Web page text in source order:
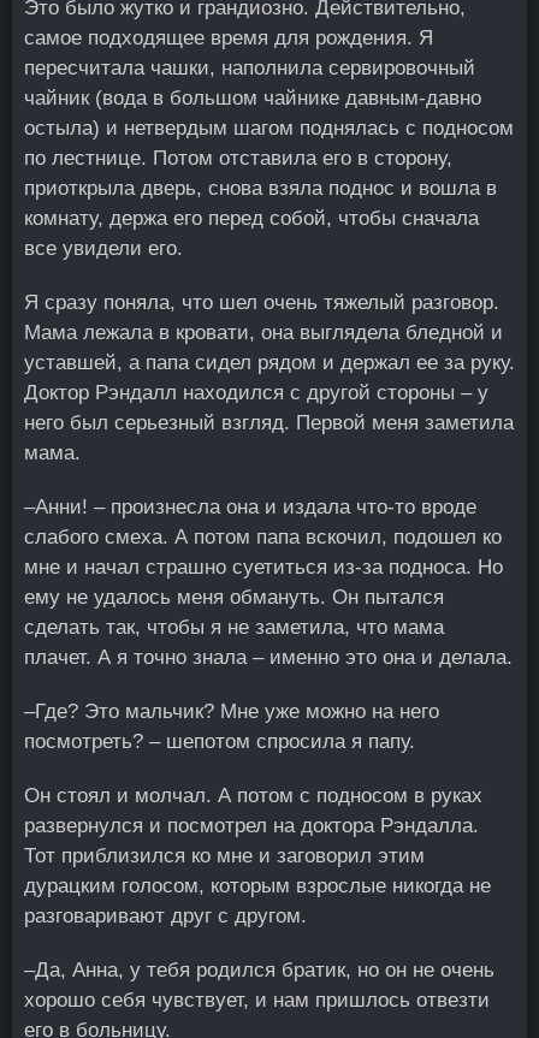
Это было жутко и грандиозно. Действительно,
самое подходящее время для рождения. Я
пересчитала чашки, наполнила сервировочный
чайник (вода в большом чайнике давным-давно
остыла) и нетвердым шагом поднялась с подносом
по лестнице. Потом отставила его в сторону,
приоткрыла дверь, снова взяла поднос и вошла в
комнату, держа его перед собой, чтобы сначала
все увидели его.
Я сразу поняла, что шел очень тяжелый разговор.
Мама лежала в кровати, она выглядела бледной и
уставшей, а папа сидел рядом и держал ее за руку.
Доктор Рэндалл находился с другой стороны – у
него был серьезный взгляд. Первой меня заметила
мама.
–Анни! – произнесла она и издала что-то вроде
слабого смеха. А потом папа вскочил, подошел ко
мне и начал страшно суетиться из-за подноса. Но
ему не удалось меня обмануть. Он пытался
сделать так, чтобы я не заметила, что мама
плачет. А я точно знала – именно это она и делала.
–Где? Это мальчик? Мне уже можно на него
посмотреть? – шепотом спросила я папу.
Он стоял и молчал. А потом с подносом в руках
развернулся и посмотрел на доктора Рэндалла.
Тот приблизился ко мне и заговорил этим
дурацким голосом, которым взрослые никогда не
разговаривают друг с другом.
–Да, Анна, у тебя родился братик, но он не очень
хорошо себя чувствует, и нам пришлось отвезти
его в больницу.